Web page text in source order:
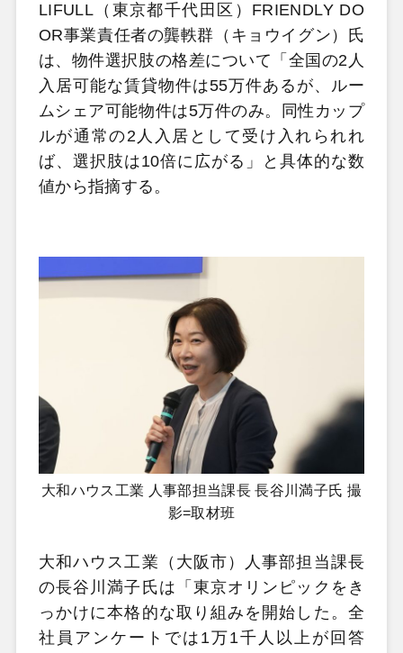
LIFULL（東京都千代田区）FRIENDLY DO
OR事業責任者の龔軼群（キョウイグン）氏
は、物件選択肢の格差について「全国の2人
入居可能な賃貸物件は55万件あるが、ルー
ムシェア可能物件は5万件のみ。同性カップ
ルが通常の2人入居として受け入れられれ
ば、選択肢は10倍に広がる」と具体的な数
値から指摘する。
大和ハウス工業 人事部担当課長 長谷川満子氏 撮
影=取材班
大和ハウス工業（大阪市）人事部担当課長
の長谷川満子氏は「東京オリンピックをき
っかけに本格的な取り組みを開始した。全
社員アンケートでは1万1千人以上が回答